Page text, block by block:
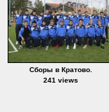
Сборы в Кратово.
241 views